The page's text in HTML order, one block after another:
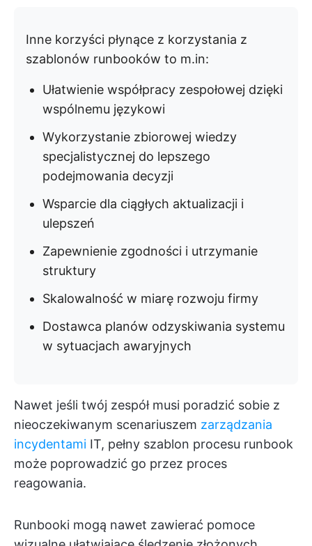
Inne korzyści płynące z korzystania z
szablonów runbooków to m.in:
Ułatwienie współpracy zespołowej dzięki
wspólnemu językowi
Wykorzystanie zbiorowej wiedzy
specjalistycznej do lepszego
podejmowania decyzji
Wsparcie dla ciągłych aktualizacji i
ulepszeń
Zapewnienie zgodności i utrzymanie
struktury
Skalowalność w miarę rozwoju firmy
Dostawca planów odzyskiwania systemu
w sytuacjach awaryjnych
Nawet jeśli twój zespół musi poradzić sobie z
nieoczekiwanym scenariuszem zarządzania
incydentami IT, pełny szablon procesu runbook
może poprowadzić go przez proces
reagowania.
Runbooki mogą nawet zawierać pomoce